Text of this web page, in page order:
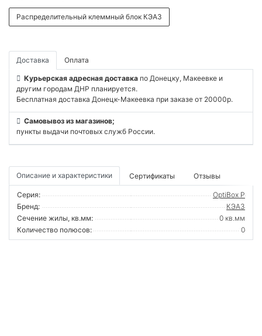
Распределительный клеммный блок КЭАЗ
Доставка Оплата
Курьерская адресная доставка по Донецку, Макеевке и
другим городам ДНР планируется.
Бесплатная доставка Донецк-Макеевка при заказе от 20000р.
Самовывоз из магазинов;
пункты выдачи почтовых служб России.
Описание и характеристики Сертификаты Отзывы
Серия:
OptiBox P
Бренд:
КЭАЗ
Сечение жилы, кв.мм:
0 кв.мм
Количество полюсов:
0